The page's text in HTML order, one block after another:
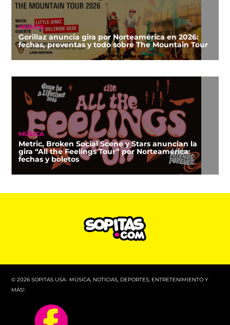
MÚSICA
Gorillaz anuncia gira por Norteamérica en 2026:
fechas, preventas y todo sobre The Mountain Tour
MÚSICA
Metric, Broken Social Scene y Stars anuncian la
gira “All the Feelings Tour” por Norteamérica:
fechas y boletos
© 2026 SOPITAS USA- MÚSICA, NOTICIAS, DEPORTES, ENTRETENIMIENTO Y
MÁS!.